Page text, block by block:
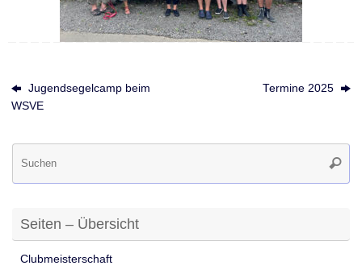
Jugendsegelcamp beim
WSVE
Termine 2025
Seiten – Übersicht
Clubmeisterschaft